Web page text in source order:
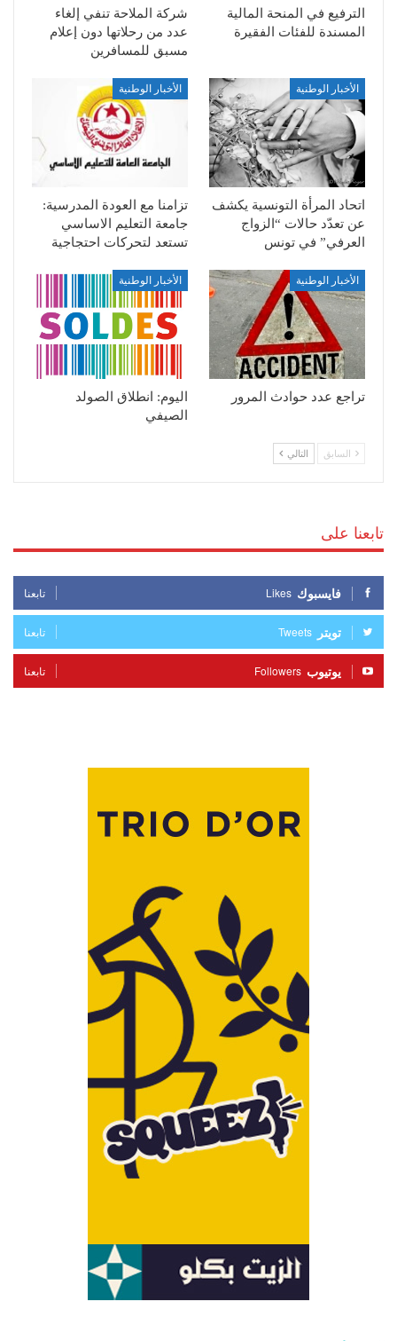
الترفيع في المنحة المالية
المسندة للفئات الفقيرة
شركة الملاحة تنفي إلغاء
عدد من رحلاتها دون إعلام
مسبق للمسافرين
الأخبار الوطنية
اتحاد المرأة التونسية يكشف
عن تعدّد حالات “الزواج
العرفي” في تونس
الأخبار الوطنية
تزامنا مع العودة المدرسية:
جامعة التعليم الاساسي
تستعد لتحركات احتجاجية
الأخبار الوطنية
تراجع عدد حوادث المرور
الأخبار الوطنية
اليوم: انطلاق الصولد
الصيفي
السابق التالي
تابعنا على
فايسبوك Likes تابعنا
تويتر Tweets تابعنا
يوتيوب Followers تابعنا